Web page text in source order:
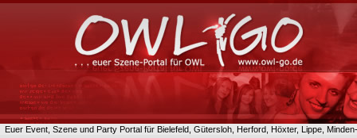
Euer Event, Szene und Party Portal für Bielefeld, Gütersloh, Herford, Höxter, Lippe,